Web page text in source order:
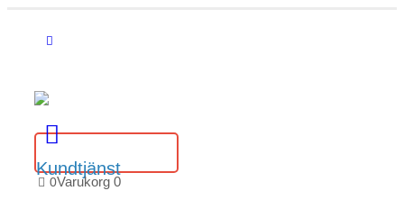
Kundtjänst
0Varukorg 0